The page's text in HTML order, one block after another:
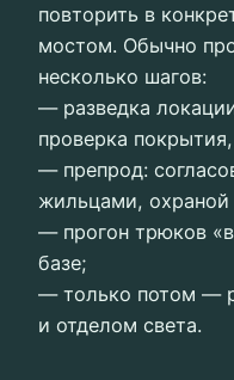
повторить в
мостом. Обычно
несколько шагов:
— разведка
проверка
— препрод:
жильцами,
— прогон трюков
базе;
— только потом —
и отделом света.